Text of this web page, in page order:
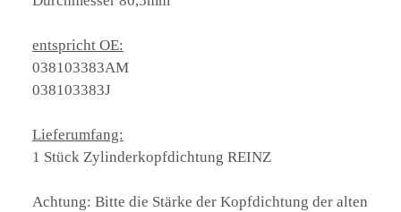
entspricht OE:
038103383AM
038103383J
Lieferumfang:
1 Stück Zylinderkopfdichtung REINZ
Achtung: Bitte die Stärke der Kopfdichtung der alten